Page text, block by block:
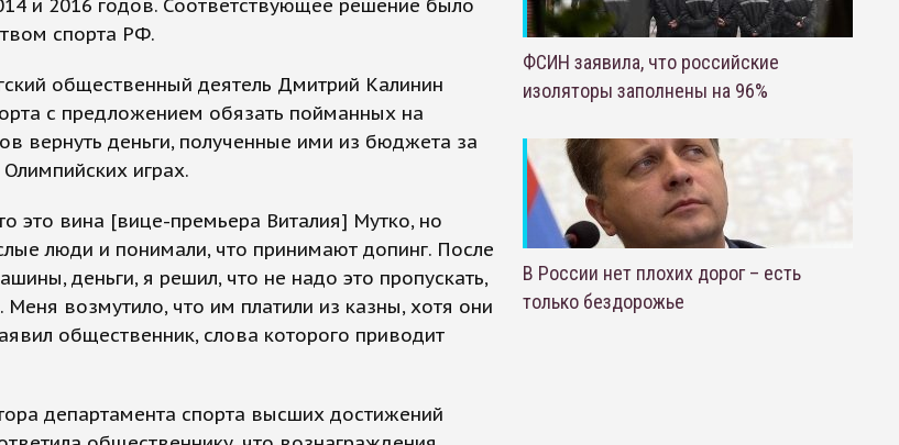
и 2016 годов. Соответствующее решение было
спорта РФ.
общественный деятель Дмитрий Калинин
с предложением обязать пойманных на
вернуть деньги, полученные ими из бюджета за
играх.
это вина [вице-премьера Виталия] Мутко, но
люди и понимали, что принимают допинг. После
деньги, я решил, что не надо это пропускать,
возмутило, что им платили из казны, хотя они
общественник, слова которого приводит
департамента спорта высших достижений
ФСИН заявила, что российские
изоляторы заполнены на 96%
В России нет плохих дорог – есть
только бездорожье